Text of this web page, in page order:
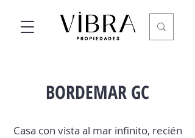
BORDEMAR GC
Casa con vista al mar infinito, recién